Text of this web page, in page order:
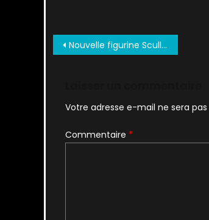
Navigation
Nouvelle figurine Scully chez ThreeZero
Votre adresse e-mail ne sera pas
Commentaire *